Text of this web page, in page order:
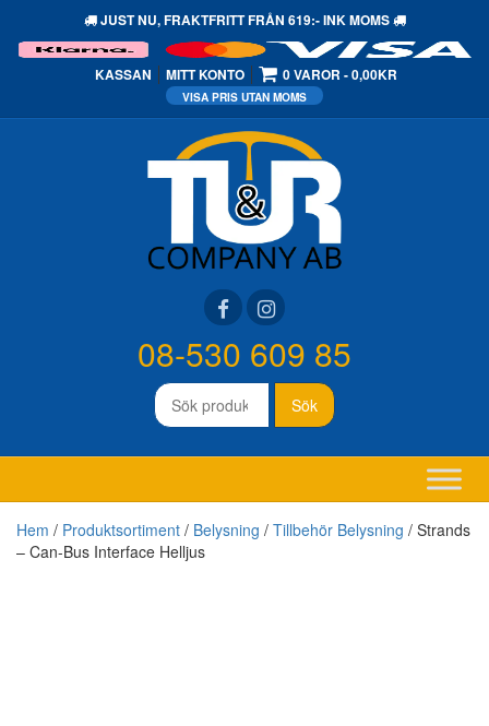
JUST NU,FRAKTFRITTFRÅN 619:- INK MOMS
KASSAN MITT KONTO 0 VAROR 0,00KR
Sök
efter:
Sök
08-530 609 85
Hem / Produktsortiment / Belysning / Tillbehör Belysning / Strands
– Can-Bus Interface Helljus